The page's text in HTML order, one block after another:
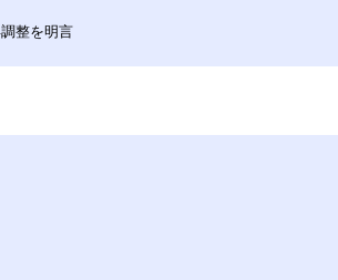
整を明言